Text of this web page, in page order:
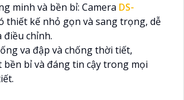
minh và bền bỉ: Camera DS-
thiết kế nhỏ gọn và sang trọng, dễ
điều chỉnh.
va đập và chống thời tiết,
bền bỉ và đáng tin cậy trong mọi